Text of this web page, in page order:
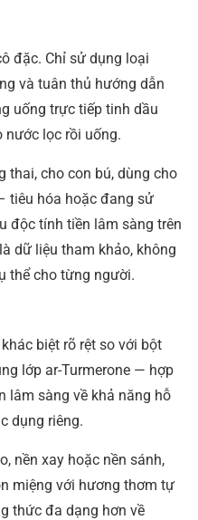
đặc. Chỉ sử dụng loại
và tuân thủ hướng dẫn
uống trực tiếp tinh dầu
nước lọc rồi uống.
thai, cho con bú, dùng cho
tiêu hóa hoặc đang sử
độc tính tiền lâm sàng trên
dữ liệu tham khảo, không
thể cho từng người.
biệt rõ rệt so với bột
lớp ar-Turmerone — hợp
lâm sàng về khả năng hỗ
dụng riêng.
nền xay hoặc nền sánh,
miệng với hương thơm tự
thức đa dạng hơn về